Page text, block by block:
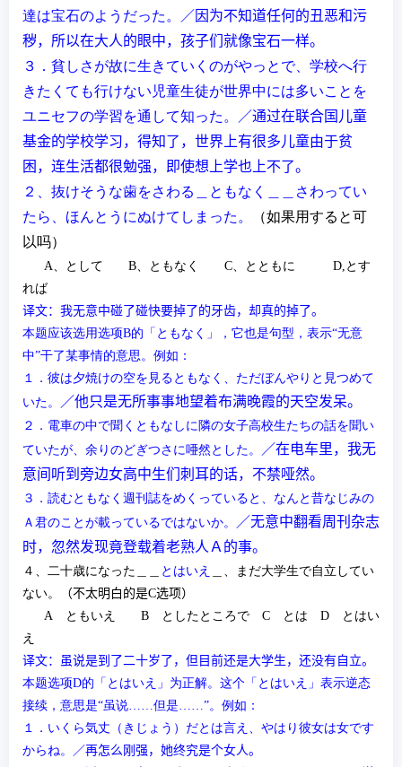
達は宝石のようだった。
／因 为不知道任何的丑 恶和污
秽，所以在大人的眼中，孩子们 就像宝石一样。
３．貧しさが故に生きていくのがやっとで、学校へ行
きたくても行けない児童生徒が世界中には多いことを
ユニセフの学習を通して知った。
／通过在联合国儿童
基金的学校学习，得知了，世界上有很多儿童由于贫
困 ， 连生活都很勉强，即使想上学也上不了。
２、抜けそうな歯をさわる＿ともなく＿＿さわってい
たら、ほんとうにぬけてしまった。
（如果用すると可
以吗）
A、として B、ともなく C、とともに D, とす
れば
译文：我无意中碰了碰快要掉了的牙齿，却真的掉了。
本题应该选用选项B的 「ともなく」
，它也是句型，表示“无意
中”干了某事情的意思。例如：
１．彼は夕焼けの空を見るともなく、ただぼんやりと見つめて
いた。
／他只是无所事事地望着布满晚霞的天空发呆。
２．電車の中で聞くともなしに隣の女子高校生たちの話を聞い
ていたが、余りのどぎつさに唖然とした。
／在电车里，我无
意间听到旁边女高中生们刺耳的话，不禁哑然。
３．読むともなく週刊誌をめくっていると、なんと昔なじみの
Ａ君のことが載っているではないか。
／无意中翻看周刊杂志
时，忽然发现竟登载着老熟人Ａ的事。
４、二十歳になった＿＿ とはいえ
＿、まだ大学生で自立してい
ない。
（不太明白的是C选项）
A ともいえ B としたところで C とは D とはい
え
译文：虽说是到了二十岁了，但目前还是大学生，还没有自立。
本题选项D的 「とはいえ」 为正解。这个 「とはいえ」 表示逆态
接续，意思是“虽说……但是……”。例如：
１．いくら気丈（きじょう）だとは言え、やはり彼女は女です
からね。
／再怎么刚强，她终究是个女人。